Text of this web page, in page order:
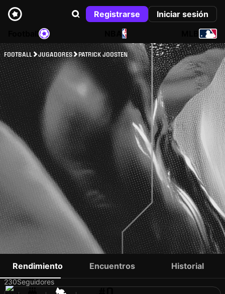
Registrarse
Iniciar sesión
NBA
FOOTBALL JUGADORES PATRICK JOOSTEN
PATRICK JOOSTEN
230Seguidores
Rendimiento Encuentros Historial